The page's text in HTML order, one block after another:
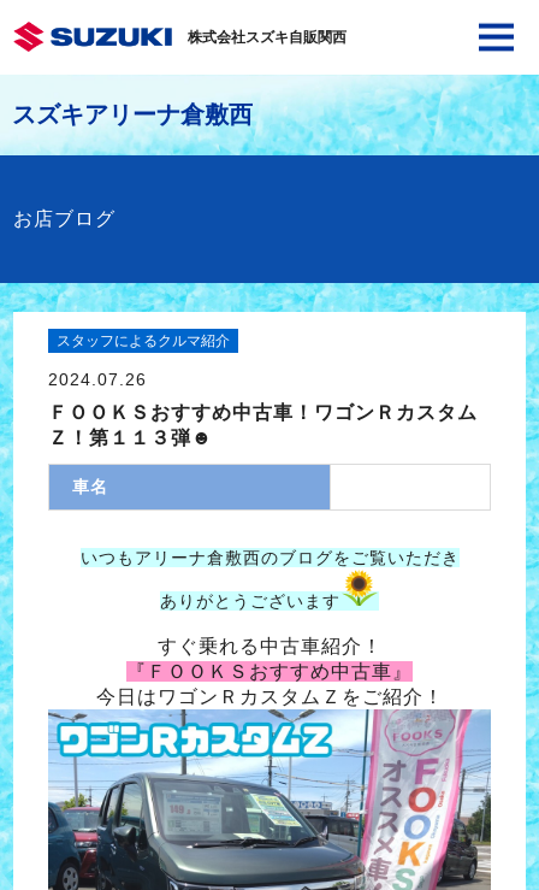
株式会社スズキ自販関西
スズキアリーナ倉敷西
お店ブログ
スタッフによるクルマ紹介
2024.07.26
ＦＯＯＫＳおすすめ中古車！ワゴンＲカスタム
Ｚ！第１１３弾☻
車名
いつもアリーナ倉敷西のブログをご覧いただき
ありがとうございます
すぐ乗れる中古車紹介！
『ＦＯＯＫＳおすすめ中古車』
今日はワゴンＲカスタムＺをご紹介！